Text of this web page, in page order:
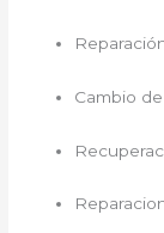
Cambio